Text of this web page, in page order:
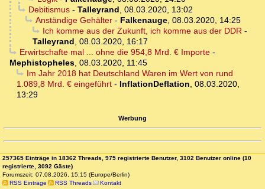
Debitismus- Talleyrand, 08.03.2020, 13:02
Anständige Gehälter- Falkenauge, 08.03.2020, 14:25
Ich komme aus der Zukunft, ich komme aus der DDR-
Talleyrand, 08.03.2020, 16:17
Erwirtschafte mal ... ohne die 954,8 Mrd. € Importe-
Mephistopheles, 08.03.2020, 11:45
Im Jahr 2018 hat Deutschland Waren im Wert von rund
1.089,8 Mrd. € eingeführt - InflationDeflation, 08.03.2020,
13:29
Werbung
257365 Einträge in 18362 Threads, 975 registrierte Benutzer, 3102 Benutzer online (10
registrierte, 3092 Gäste)
Forumszeit: 07.08.2026, 15:15 (Europe/Berlin)
RSS Einträge
RSS Threads Kontakt